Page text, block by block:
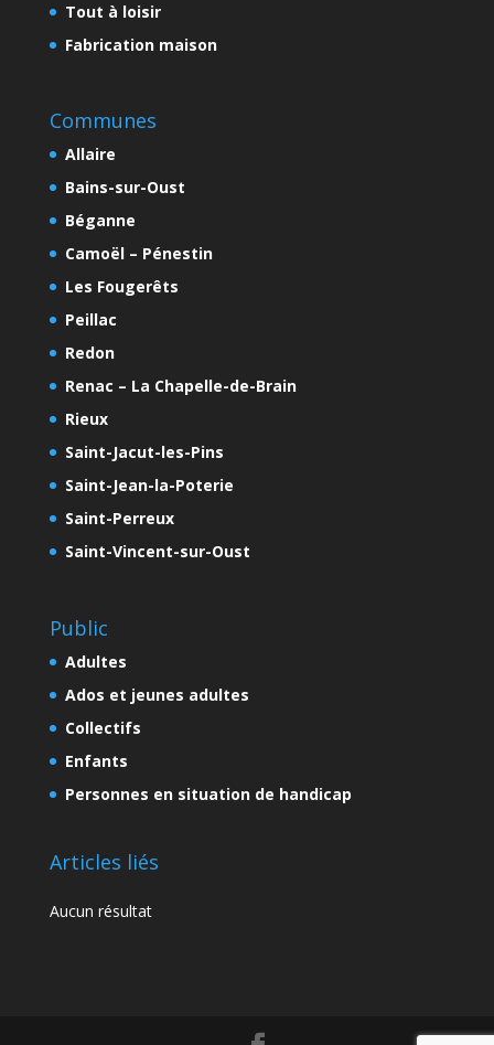
Tout à loisir
Fabrication maison
Communes
Allaire
Bains-sur-Oust
Béganne
Camoël – Pénestin
Les Fougerêts
Peillac
Redon
Renac – La Chapelle-de-Brain
Rieux
Saint-Jacut-les-Pins
Saint-Jean-la-Poterie
Saint-Perreux
Saint-Vincent-sur-Oust
Public
Adultes
Ados et jeunes adultes
Collectifs
Enfants
Personnes en situation de handicap
Articles liés
Aucun résultat